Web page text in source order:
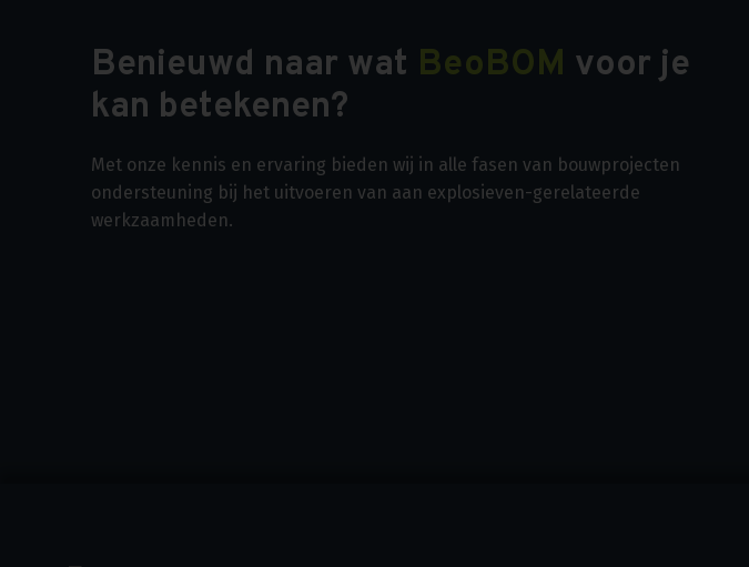
Benieuwd naar wat BeoBOM voor je
kan betekenen?
Met onze kennis en ervaring bieden wij in alle fasen van bouwprojecten
ondersteuning bij het uitvoeren van aan explosieven-gerelateerde
werkzaamheden.